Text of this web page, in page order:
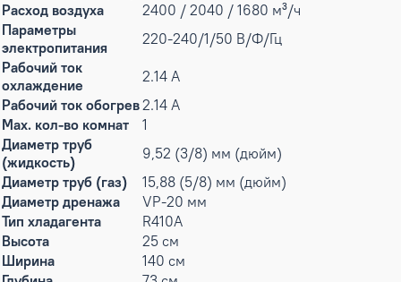
Расход воздуха
2400 / 2040 / 1680 м³/ч
Параметры
электропитания
220-240/1/50 В/Ф/Гц
Рабочий ток
охлаждение
2.14 А
Рабочий ток обогрев2.14 А
Max. кол-во комнат
1
Диаметр труб
(жидкость)
9,52 (3/8) мм (дюйм)
Диаметр труб (газ)
15,88 (5/8) мм (дюйм)
Диаметр дренажа
VP-20 мм
Тип хладагента
R410A
Высота
25 см
Ширина
140 см